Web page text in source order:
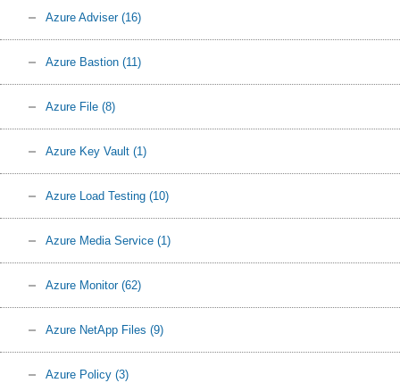
Azure Adviser (16)
Azure Bastion (11)
Azure File (8)
Azure Key Vault (1)
Azure Load Testing (10)
Azure Media Service (1)
Azure Monitor (62)
Azure NetApp Files (9)
Azure Policy (3)